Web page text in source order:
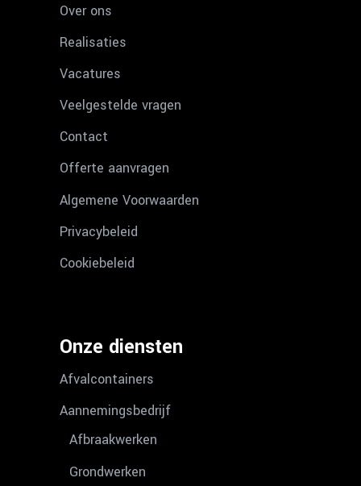
Over ons
Realisaties
Vacatures
Veelgestelde vragen
Contact
Offerte aanvragen
Algemene Voorwaarden
Privacybeleid
Cookiebeleid
Onze diensten
Afvalcontainers
Aannemingsbedrijf
Afbraakwerken
Grondwerken